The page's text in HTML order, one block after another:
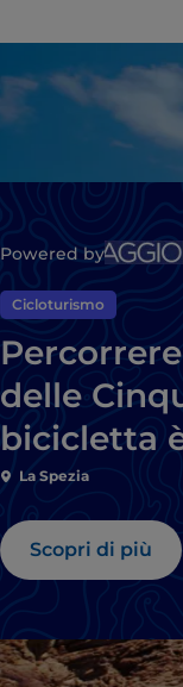
Powered by
Cicloturismo
delle
bicicletta
La Spezia
Scopri di più